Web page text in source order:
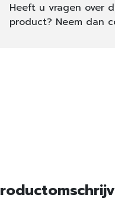
Heeft u vragen over
product? Neem dan